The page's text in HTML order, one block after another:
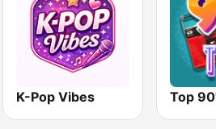
K-Pop Vibes Top